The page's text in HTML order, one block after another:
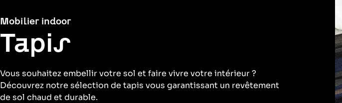
Mobilier indoor
Tapis
Vous souhaitez embellir votre sol et faire vivre votre intérieur ?
Découvrez notre sélection de tapis vous garantissant un revêtement
de sol chaud et durable.